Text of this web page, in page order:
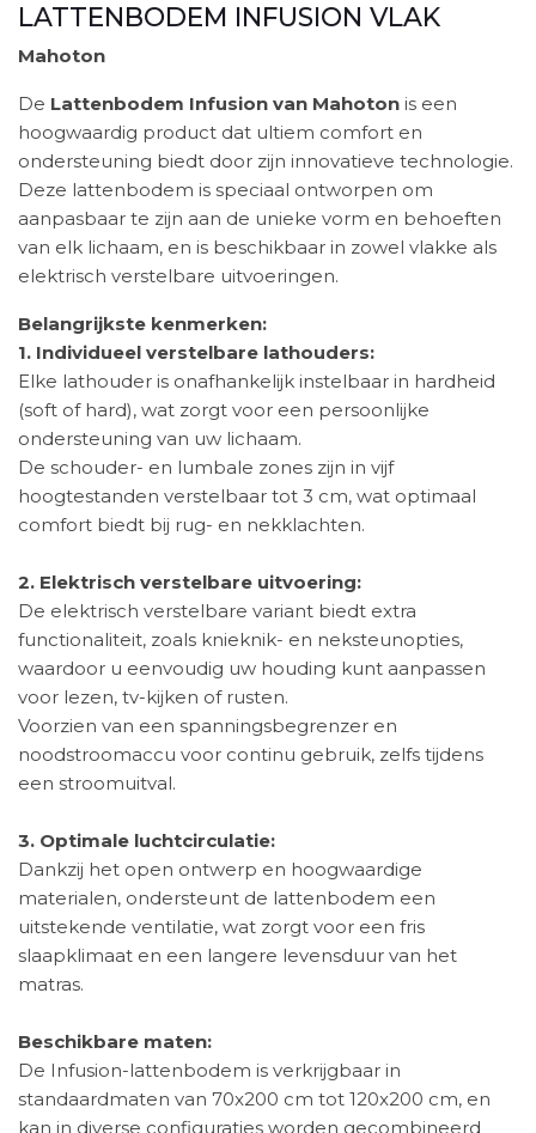
LATTENBODEM INFUSION VLAK
Mahoton
De Lattenbodem Infusion van Mahoton is een
hoogwaardig product dat ultiem comfort en
ondersteuning biedt door zijn innovatieve technologie.
Deze lattenbodem is speciaal ontworpen om
aanpasbaar te zijn aan de unieke vorm en behoeften
van elk lichaam, en is beschikbaar in zowel vlakke als
elektrisch verstelbare uitvoeringen.
Belangrijkste kenmerken:
1. Individueel verstelbare lathouders:
Elke lathouder is onafhankelijk instelbaar in hardheid
(soft of hard), wat zorgt voor een persoonlijke
ondersteuning van uw lichaam.
De schouder- en lumbale zones zijn in vijf
hoogtestanden verstelbaar tot 3 cm, wat optimaal
comfort biedt bij rug- en nekklachten.
2. Elektrisch verstelbare uitvoering:
De elektrisch verstelbare variant biedt extra
functionaliteit, zoals knieknik- en neksteunopties,
waardoor u eenvoudig uw houding kunt aanpassen
voor lezen, tv-kijken of rusten.
Voorzien van een spanningsbegrenzer en
noodstroomaccu voor continu gebruik, zelfs tijdens
een stroomuitval.
3. Optimale luchtcirculatie:
Dankzij het open ontwerp en hoogwaardige
materialen, ondersteunt de lattenbodem een
uitstekende ventilatie, wat zorgt voor een fris
slaapklimaat en een langere levensduur van het
matras.
Beschikbare maten:
De Infusion-lattenbodem is verkrijgbaar in
standaardmaten van 70x200 cm tot 120x200 cm, en
kan in diverse configuraties worden gecombineerd